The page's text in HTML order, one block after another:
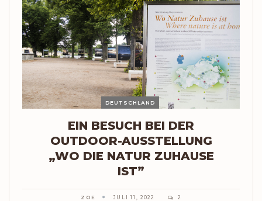
DEUTSCHLAND
EIN BESUCH BEI DER
OUTDOOR-AUSSTELLUNG
„WO DIE NATUR ZUHAUSE
IST”
ZOE JULI 11, 2022 2